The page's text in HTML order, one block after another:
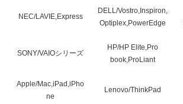
NEC/LAVIE,Express
DELL/Vostro,Inspiron,
Optiplex,PowerEdge
SONY/VAIOシリーズ
HP/HP Elite,Pro
book,ProLiant
Apple/Mac,iPad,iPho
ne
Lenovo/ThinkPad